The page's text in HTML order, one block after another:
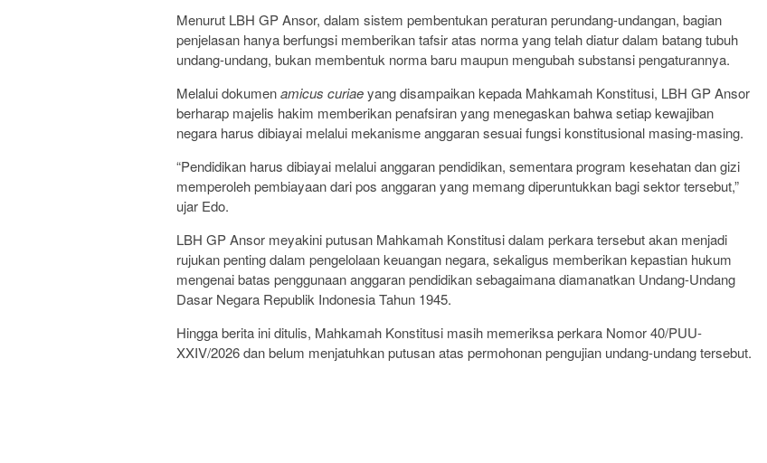
Menurut LBH GP Ansor, dalam sistem pembentukan peraturan perundang-undangan, bagian
penjelasan hanya berfungsi memberikan tafsir atas norma yang telah diatur dalam batang tubuh
undang-undang, bukan membentuk norma baru maupun mengubah substansi pengaturannya.
Melalui dokumenamicus curiaeyang disampaikan kepada Mahkamah Konstitusi, LBH GP Ansor
berharap majelis hakim memberikan penafsiran yang menegaskan bahwa setiap kewajiban
negara harus dibiayai melalui mekanisme anggaran sesuai fungsi konstitusional masing-masing.
“Pendidikan harus dibiayai melalui anggaran pendidikan, sementara program kesehatan dan gizi
memperoleh pembiayaan dari pos anggaran yang memang diperuntukkan bagi sektor tersebut,”
ujar Edo.
LBH GP Ansor meyakini putusan Mahkamah Konstitusi dalam perkara tersebut akan menjadi
rujukan penting dalam pengelolaan keuangan negara, sekaligus memberikan kepastian hukum
mengenai batas penggunaan anggaran pendidikan sebagaimana diamanatkan Undang-Undang
Dasar Negara Republik Indonesia Tahun 1945.
Hingga berita ini ditulis, Mahkamah Konstitusi masih memeriksa perkara Nomor 40/PUU-
XXIV/2026 dan belum menjatuhkan putusan atas permohonan pengujian undang-undang tersebut.